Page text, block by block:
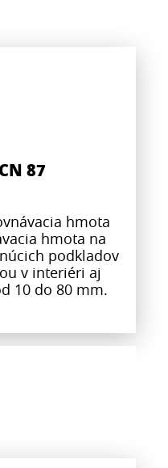
87
hmota
hmota na
podkladov
v interiéri aj
10 do 80 mm.